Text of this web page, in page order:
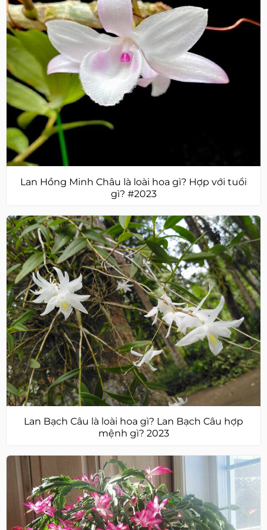
Lan Hồng Minh Châu là loài hoa gì? Hợp với tuổi
gì? #2023
Lan Bạch Câu là loài hoa gì? Lan Bạch Câu hợp
mệnh gì? 2023